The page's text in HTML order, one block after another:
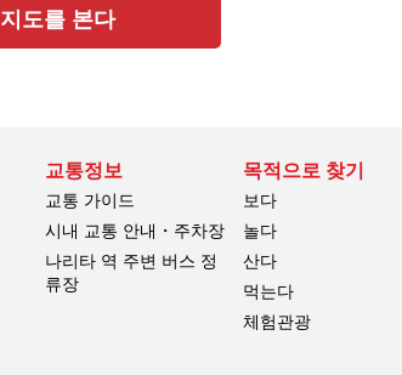
지도를 본다
교통정보
교통 가이드
시내 교통 안내・주차장
나리타 역 주변 버스 정
류장
목적으로 찾기
보다
놀다
산다
먹는다
체험관광